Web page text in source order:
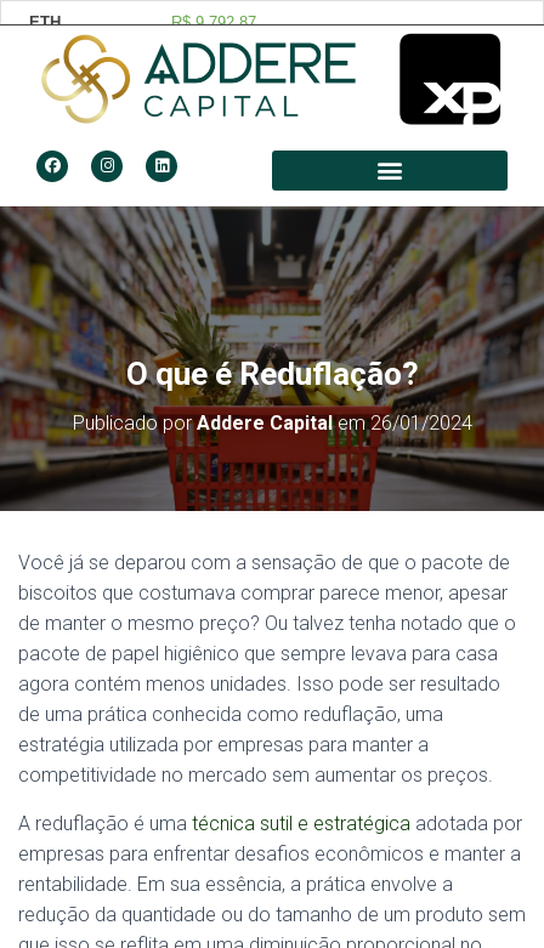
O que é Reduflação?
Publicado porAddere Capitalem26/01/2024
Você já se deparou com a sensação de que o pacote de
biscoitos que costumava comprar parece menor, apesar
de manter o mesmo preço? Ou talvez tenha notado que o
pacote de papel higiênico que sempre levava para casa
agora contém menos unidades. Isso pode ser resultado
de uma prática conhecida como reduflação, uma
estratégia utilizada por empresas para manter a
competitividade no mercado sem aumentar os preços.
A reduflação é uma técnica sutil e estratégica adotada por
empresas para enfrentar desafios econômicos e manter a
rentabilidade. Em sua essência, a prática envolve a
redução da quantidade ou do tamanho de um produto sem